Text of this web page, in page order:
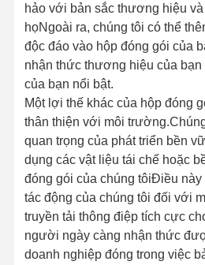
hảo với bản sắc thương hiệu
họNgoài ra, chúng tôi có thể
độc đáo vào hộp đóng gói của
nhận thức thương hiệu của bạn
của bạn nổi bật.
Một lợi thế khác của hộp đóng
thân thiện với môi
quan trọng của phát triển bền
dụng các vật liệu tái chế hoặc
đóng gói của chúng tôiĐiều
tác động của chúng tôi đối với
truyền tải thông điệp tích cực
người ngày càng nhận thức
doanh nghiệp đóng trong việc